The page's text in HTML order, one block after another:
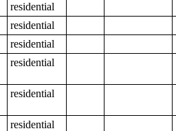
residential
residential
residential
residential
residential
residential